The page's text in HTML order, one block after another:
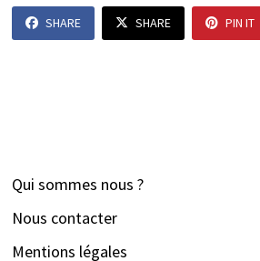
SHARE SHARE PIN IT
Qui sommes nous ?
Nous contacter
Mentions légales